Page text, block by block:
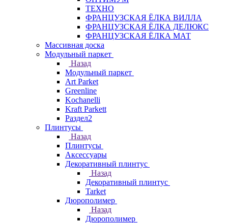
ТЕХНО
ФРАНЦУЗСКАЯ ЁЛКА ВИЛЛА
ФРАНЦУЗСКАЯ ЁЛКА ДЕЛЮКС
ФРАНЦУЗСКАЯ ЁЛКА МАТ
Массивная доска
Модульный паркет
Назад
Модульный паркет
Art Parket
Greenline
Kochanelli
Kraft Parkett
Раздел2
Плинтусы
Назад
Плинтусы
Аксессуары
Декоративный плинтус
Назад
Декоративный плинтус
Tarket
Дюрополимер
Назад
Дюрополимер